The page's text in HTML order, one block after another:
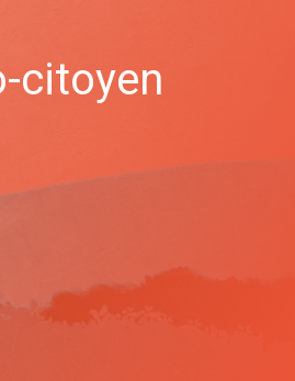
citoyen